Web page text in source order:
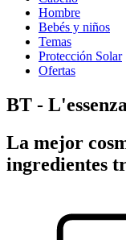
Hombre
Bebés y niños
Temas
Protección Solar
Ofertas
BT -
La mejor
ingredientes